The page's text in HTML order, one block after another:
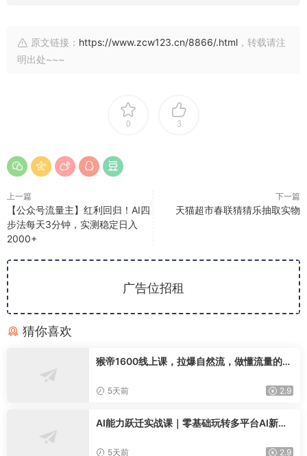
原文链接： https://www.zcw123.cn/8866/.html ，转载请注
明出处~~~
0 3
上一篇
【公众号流量主】红利回归！AI四
步法每天3分钟，实测稳定日入
2000+
下一篇
天猫超市春联猜猜乐抽取实物
广告位招租
猜你喜欢
猴帝1600线上课，拉爆自然流，做懂流量的主
02】5天前 2.9
AI能力跃迁实战课｜零基础玩转多平台AI新范
5天前 2.9